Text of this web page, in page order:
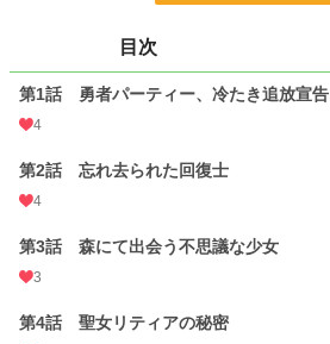
更新日時 2026.05.23 18:00
年間ポイント
累計ポイント 10,104 pt (96,318 位)
目次
第1話 勇者パーティー、冷たき追放宣告
4
第2話 忘れ去られた回復士
4
第3話 森にて出会う不思議な少女
3
第4話 聖女リティアの秘密